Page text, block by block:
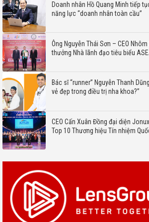
Doanh nhân Hồ Quang Minh tiếp
năng lực “doanh nhân toàn cầu”
Ông Nguyễn Thái Sơn – CEO
thưởng Nhà lãnh đạo tiêu biểu
Bác sĩ “runner” Nguyễn Thanh
vẻ đẹp trong điều trị nha khoa?”
CEO Cấn Xuân Đồng đại diện
Top 10 Thương hiệu Tín nhiệm